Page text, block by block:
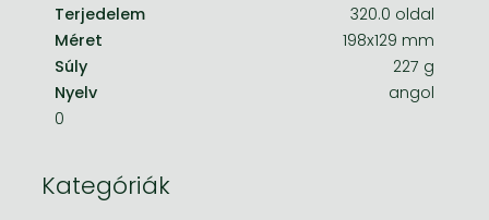
Terjedelem
320.0 oldal
Méret
198x129 mm
Súly
227 g
Nyelv
angol
0
Kategóriák